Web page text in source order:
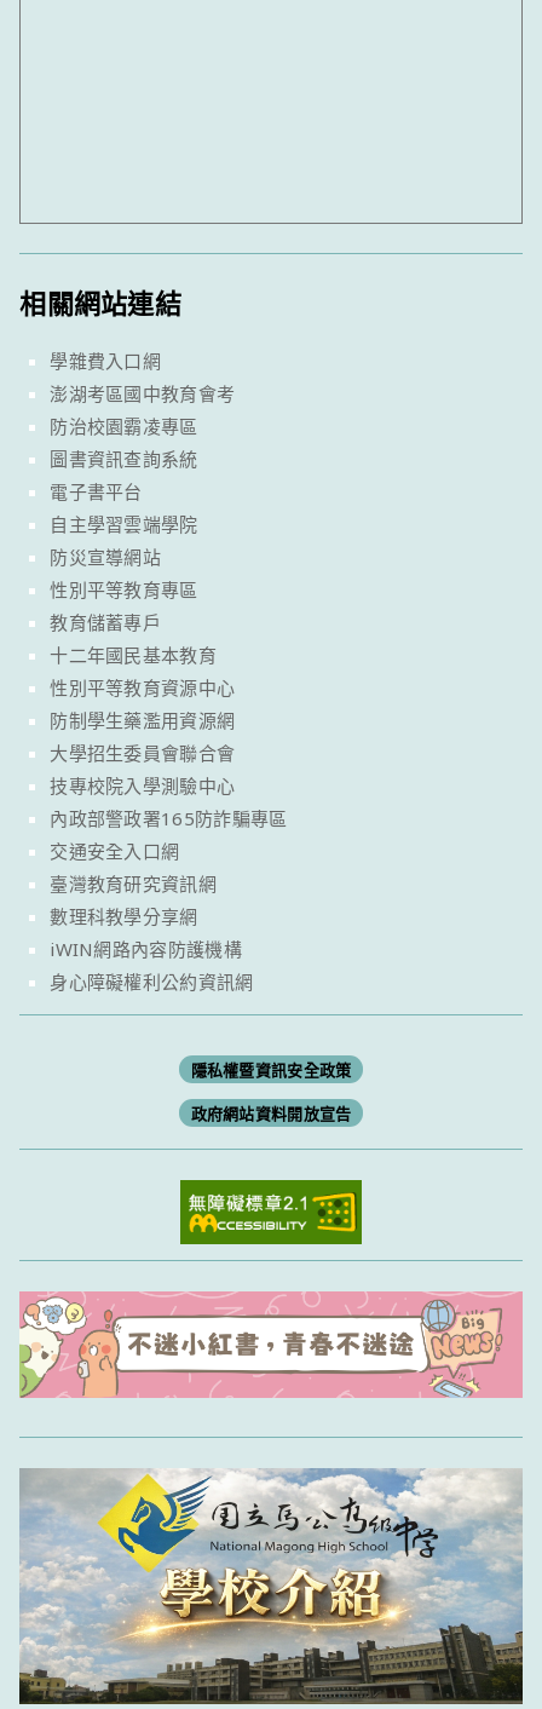
相關網站連結
學雜費入口網
澎湖考區國中教育會考
防治校園霸凌專區
圖書資訊查詢系統
電子書平台
自主學習雲端學院
防災宣導網站
性別平等教育專區
教育儲蓄專戶
十二年國民基本教育
性別平等教育資源中心
防制學生藥濫用資源網
大學招生委員會聯合會
技專校院入學測驗中心
內政部警政署165防詐騙專區
交通安全入口網
臺灣教育研究資訊網
數理科教學分享網
iWIN網路內容防護機構
身心障礙權利公約資訊網
隱私權暨資訊安全政策
政府網站資料開放宣告